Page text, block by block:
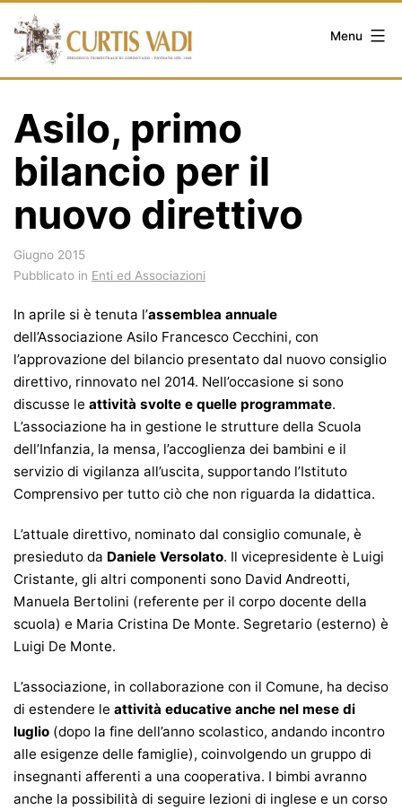
Salta
contenuto
Menu
Asilo, primo
bilancio per il
nuovo direttivo
Giugno 2015
Pubblicato in Enti ed Associazioni
In aprile si è tenuta l’assemblea annuale
dell’Associazione Asilo Francesco Cecchini, con
l’approvazione del bilancio presentato dal nuovo consiglio
direttivo, rinnovato nel 2014. Nell’occasione si sono
discusse le attività svolte e quelle programmate.
L’associazione ha in gestione le strutture della Scuola
dell’Infanzia, la mensa, l’accoglienza dei bambini e il
servizio di vigilanza all’uscita, supportando l’Istituto
Comprensivo per tutto ciò che non riguarda la didattica.
L’attuale direttivo, nominato dal consiglio comunale, è
presieduto da Daniele Versolato. Il vicepresidente è Luigi
Cristante, gli altri componenti sono David Andreotti,
Manuela Bertolini (referente per il corpo docente della
scuola) e Maria Cristina De Monte. Segretario (esterno) è
Luigi De Monte.
L’associazione, in collaborazione con il Comune, ha deciso
di estendere le attività educative anche nel mese di
luglio (dopo la fine dell’anno scolastico, andando incontro
alle esigenze delle famiglie), coinvolgendo un gruppo di
insegnanti afferenti a una cooperativa. I bimbi avranno
anche la possibilità di seguire lezioni di inglese e un corso